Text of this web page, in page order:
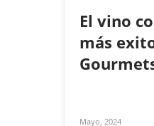
El vino
más
Mayo, 2024